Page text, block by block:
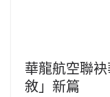
華龍航空聯
敘」新篇